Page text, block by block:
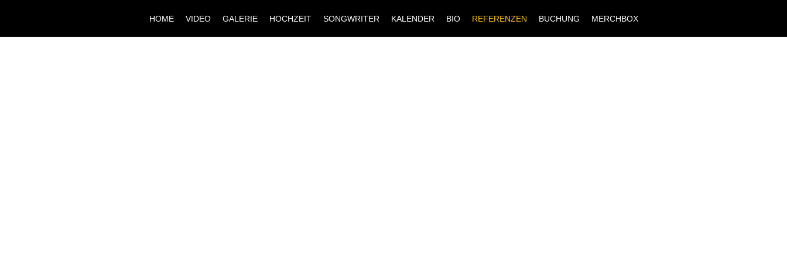
HOME VIDEO GALERIE HOCHZEIT SONGWRITER KALENDER BIO REFERENZEN BUCHUNG MERCHBOX